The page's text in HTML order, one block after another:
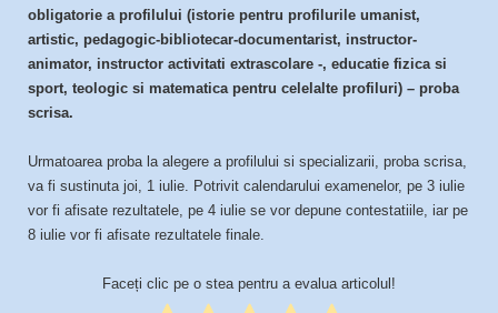
obligatorie a profilului (istorie pentru profilurile umanist,
artistic, pedagogic-bibliotecar-documentarist, instructor-
animator, instructor activitati extrascolare -, educatie fizica si
sport, teologic si matematica pentru celelalte profiluri) – proba
scrisa.
Urmatoarea proba la alegere a profilului si specializarii, proba scrisa,
va fi sustinuta joi, 1 iulie. Potrivit calendarului examenelor, pe 3 iulie
vor fi afisate rezultatele, pe 4 iulie se vor depune contestatiile, iar pe
8 iulie vor fi afisate rezultatele finale.
Faceți clic pe o stea pentru a evalua articolul!